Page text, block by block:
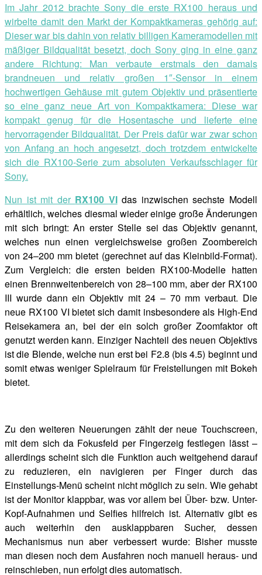
Im Jahr 2012 brachte Sony die erste RX100 heraus und
wirbelte damit den Markt der Kompaktkameras gehörig auf:
Dieser war bis dahin von relativ billigen Kameramodellen mit
mäßiger Bildqualität besetzt, doch Sony ging in eine ganz
andere Richtung: Man verbaute erstmals den damals
brandneuen und relativ großen 1″-Sensor in einem
hochwertigen Gehäuse mit gutem Objektiv und präsentierte
so eine ganz neue Art von Kompaktkamera: Diese war
kompakt genug für die Hosentasche und lieferte eine
hervorragender Bildqualität. Der Preis dafür war zwar schon
von Anfang an hoch angesetzt, doch trotzdem entwickelte
sich die RX100-Serie zum absoluten Verkaufsschlager für
Sony.
Nun ist mit der RX100 VIdas inzwischen sechste Modell
erhältlich, welches diesmal wieder einige große Änderungen
mit sich bringt: An erster Stelle sei das Objektiv genannt,
welches nun einen vergleichsweise großen Zoombereich
von 24–200 mm bietet (gerechnet auf das Kleinbild-Format).
Zum Vergleich: die ersten beiden RX100-Modelle hatten
einen Brennweitenbereich von 28–100 mm, aber der RX100
III wurde dann ein Objektiv mit 24 – 70 mm verbaut. Die
neue RX100 VI bietet sich damit insbesondere als High-End
Reisekamera an, bei der ein solch großer Zoomfaktor oft
genutzt werden kann. Einziger Nachteil des neuen Objektivs
ist die Blende, welche nun erst bei F2.8 (bis 4.5) beginnt und
somit etwas weniger Spielraum für Freistellungen mit Bokeh
bietet.
Zu den weiteren Neuerungen zählt der neue Touchscreen,
mit dem sich da Fokusfeld per Fingerzeig festlegen lässt –
allerdings scheint sich die Funktion auch weitgehend darauf
zu reduzieren, ein navigieren per Finger durch das
Einstellungs-Menü scheint nicht möglich zu sein. Wie gehabt
ist der Monitor klappbar, was vor allem bei Über- bzw. Unter-
Kopf-Aufnahmen und Selfies hilfreich ist. Alternativ gibt es
auch weiterhin den ausklappbaren Sucher, dessen
Mechanismus nun aber verbessert wurde: Bisher musste
man diesen noch dem Ausfahren noch manuell heraus- und
reinschieben, nun erfolgt dies automatisch.